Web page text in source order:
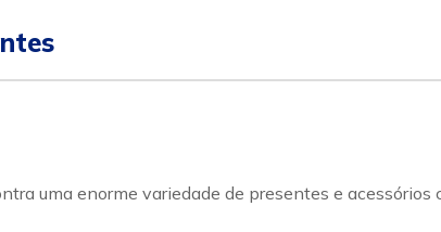
uma enorme variedade de presentes e acessórios